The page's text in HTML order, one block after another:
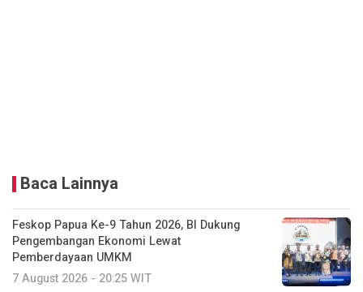
Baca Lainnya
Feskop Papua Ke-9 Tahun 2026, BI Dukung
Pengembangan Ekonomi Lewat
Pemberdayaan UMKM
7 August 2026 - 20:25 WIT